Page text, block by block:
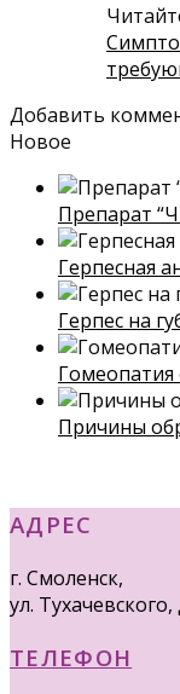
Добавить
Новое
Препарат
Герпесная
Герпес на
Причины
АДРЕС
г. Смоленск,
ул. Тухачевского,
ТЕЛЕФОН